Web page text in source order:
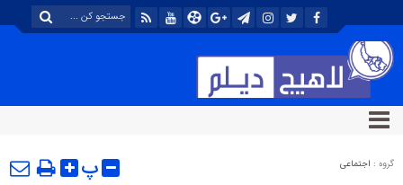
گروه : اجتماعی پ